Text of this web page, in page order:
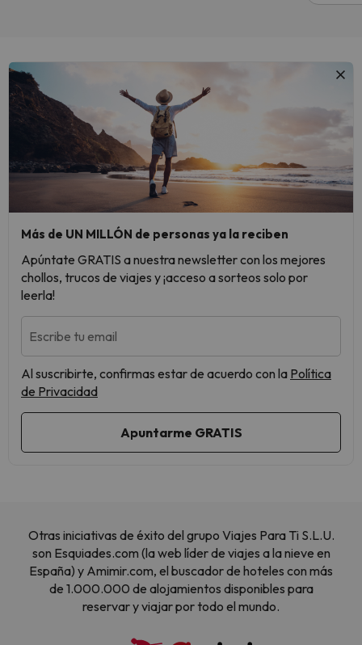
Más de UN MILLÓN de personas ya la reciben
Apúntate GRATIS a nuestra newsletter con los mejores
chollos, trucos de viajes y ¡acceso a sorteos solo por
leerla!
Escribe tu email
Al suscribirte, confirmas estar de acuerdo con la Política
de Privacidad
Otras iniciativas de éxito del grupo Viajes Para Ti S.L.U.
son Esquiades.com (la web líder de viajes a la nieve en
España) y Amimir.com, el buscador de hoteles con más
de 1.000.000 de alojamientos disponibles para
reservar y viajar por todo el mundo.